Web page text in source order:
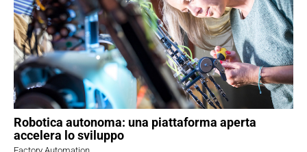
Robotica autonoma: una piattaforma aperta
accelera lo sviluppo